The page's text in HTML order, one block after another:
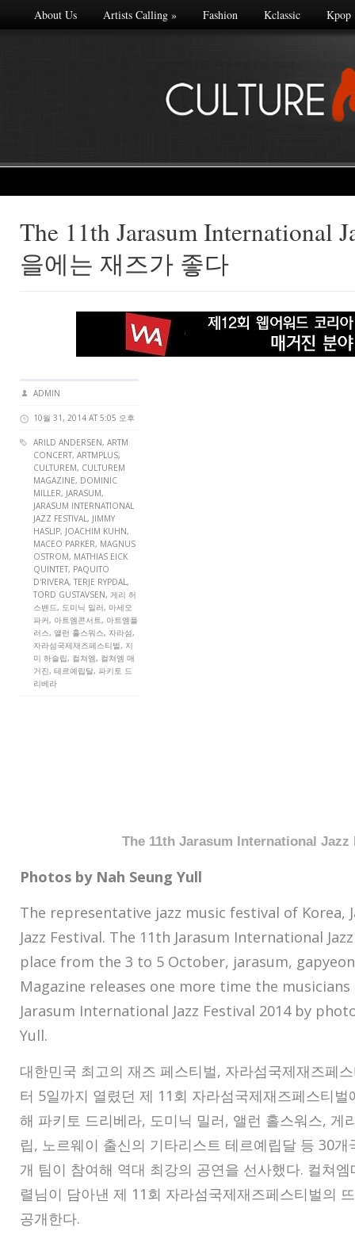
About Us Artists Calling» Fashion Kclassic Kpop
The 11th Jarasum International
을에는 재즈가 좋다
ADMIN
10월 31, 2014 AT 5:05 오후
ARILD ANDERSEN, ARTM
CONCERT, ARTMPLUS,
CULTUREM, CULTUREM
MAGAZINE, DOMINIC
MILLER, JARASUM,
JARASUM INTERNATIONAL
JAZZ FESTIVAL, JIMMY
HASLIP, JOACHIM KUHN,
MACEO PARKER, MAGNUS
OSTROM, MATHIAS EICK
QUINTET, PAQUITO
D'RIVERA, TERJE RYPDAL,
TORD GUSTAVSEN, 게리 허
스밴드, 도미닉 밀러, 마세오
파커, 아트엠콘서트, 아트엠플
러스, 앨런 홀스워스, 자라섬,
자라섬국제재즈페스티벌, 지
미 하슬립, 컬쳐엠, 컬쳐엠 매
거진, 테르예립달, 파키토 드
리베라
The 11th Jarasum International Jazz
Photos by Nah Seung Yull
The representative jazz music festival of Korea,
Jazz Festival. The 11th Jarasum International
place from the 3 to 5 October, jarasum,
Magazine releases one more time the
Jarasum International Jazz Festival 2014 by
Yull.
대한민국 최고의 재즈 페스티벌, 자라섬국제재즈페
터 5일까지 열렸던 제 11회 자라섬국제재즈페스티
해 파키토 드리베라, 도미닉 밀러, 앨런 홀스워스, 게
립, 노르웨이 출신의 기타리스트 테르예립달 등 30
개 팀이 참여해 역대 최강의 공연을 선사했다. 컬쳐
렬님이 담아낸 제 11회 자라섬국제재즈페스티벌의
공개한다.
Made with
FLARE
More Info